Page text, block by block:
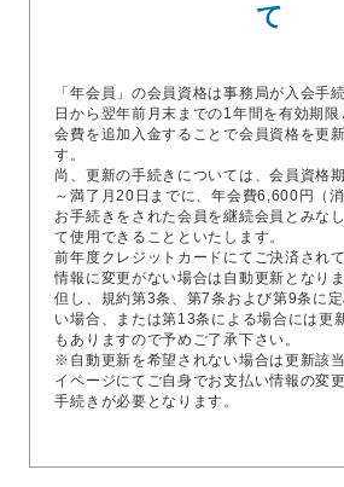
て
「年会員」の会員資格は事務局が入会手
日から翌年前月末までの1年間を有効期
会費を追加入金することで会員資格を更
す。
尚、更新の手続きについては、会員資格
～満了月20日までに、年会費6,600円（
お手続きをされた会員を継続会員とみな
て使用できることといたします。
前年度クレジットカードにてご決済され
情報に変更がない場合は自動更新となりま
但し、規約第3条、第7条および第9条に
い場合、または第13条による場合には更
もありますので予めご了承下さい。
※自動更新を希望されない場合は更新該
イページにてご自身でお支払い情報の変
手続きが必要となります。